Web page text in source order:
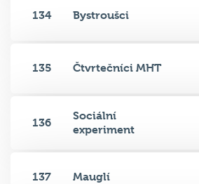
134 Bystroušci
135 Čtvrtečníci MHT
136
Sociální
experiment
137 Mauglí